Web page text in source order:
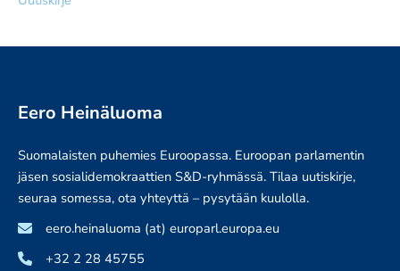
Eero Heinäluoma
Suomalaisten puhemies Euroopassa. Euroopan parlamentin
jäsen sosialidemokraattien S&D-ryhmässä. Tilaa uutiskirje,
seuraa somessa, ota yhteyttä – pysytään kuulolla.
eero.heinaluoma (at) europarl.europa.eu
+32 2 28 45755